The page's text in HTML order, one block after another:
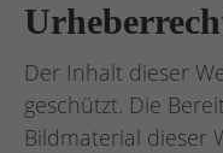
Der Inhalt dieser
geschützt. Die
Bildmaterial dieser